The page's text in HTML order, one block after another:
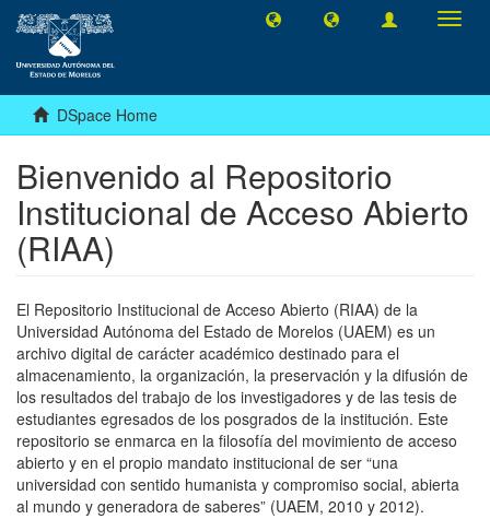
DSpace Home
Bienvenido al Repositorio
Institucional de Acceso Abierto
(RIAA)
El Repositorio Institucional de Acceso Abierto (RIAA) de la
Universidad Autónoma del Estado de Morelos (UAEM) es un
archivo digital de carácter académico destinado para el
almacenamiento, la organización, la preservación y la difusión de
los resultados del trabajo de los investigadores y de las tesis de
estudiantes egresados de los posgrados de la institución. Este
repositorio se enmarca en la filosofía del movimiento de acceso
abierto y en el propio mandato institucional de ser “una
universidad con sentido humanista y compromiso social, abierta
al mundo y generadora de saberes” (UAEM, 2010 y 2012).